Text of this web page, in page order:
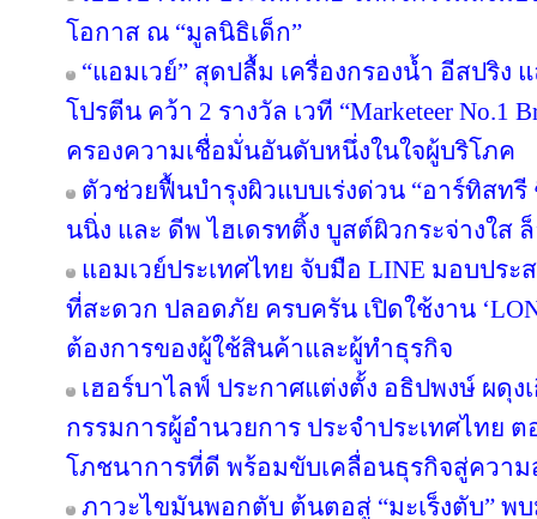
โอกาส ณ “มูลนิธิเด็ก”
“แอมเวย์” สุดปลื้ม เครื่องกรองน้ำ อีสปริง
โปรตีน คว้า 2 รางวัล เวที “Marketeer No.1
ครองความเชื่อมั่นอันดับหนึ่งในใจผู้บริโภค
ตัวช่วยฟื้นบำรุงผิวแบบเร่งด่วน “อาร์ทิสท
นนิ่ง และ ดีพ ไฮเดรทติ้ง บูสต์ผิวกระจ่างใส
แอมเวย์ประเทศไทย จับมือ LINE มอบปร
ที่สะดวก ปลอดภัย ครบครัน เปิดใช้งาน
ต้องการของผู้ใช้สินค้าและผู้ทำธุรกิจ
เฮอร์บาไลฟ์ ประกาศแต่งตั้ง อธิปพงษ์ ผดุง
กรรมการผู้อำนวยการ ประจำประเทศไทย
โภชนาการที่ดี พร้อมขับเคลื่อนธุรกิจสู่ความ
ภาวะไขมันพอกตับ ต้นตอสู่ “มะเร็งตับ” พ